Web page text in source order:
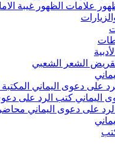
غيبة الامام عليه السلام
المكتبة المرئية- الرد
الرد على دعوى اليماني
محاضرات الرد على